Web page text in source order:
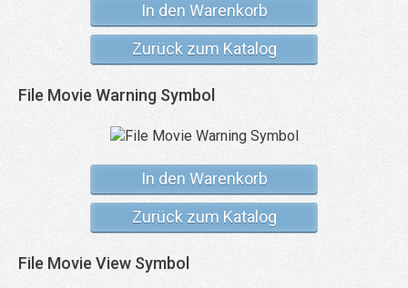
In den Warenkorb
Zurück zum Katalog
File Movie Warning Symbol
In den Warenkorb
Zurück zum Katalog
File Movie View Symbol